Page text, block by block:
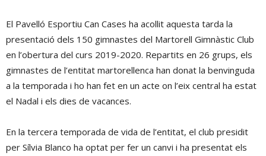
El Pavelló Esportiu Can Cases ha acollit aquesta tarda la
presentació dels 150 gimnastes del Martorell Gimnàstic Club
en l’obertura del curs 2019-2020. Repartits en 26 grups, els
gimnastes de l’entitat martorellenca han donat la benvinguda
a la temporada i ho han fet en un acte on l’eix central ha estat
el Nadal i els dies de vacances.
En la tercera temporada de vida de l’entitat, el club presidit
per Sílvia Blanco ha optat per fer un canvi i ha presentat els